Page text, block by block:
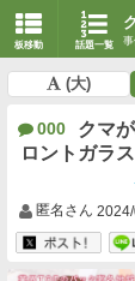
板移動 話題一覧
(大)
000
クマ
ロントガラ
匿名さん